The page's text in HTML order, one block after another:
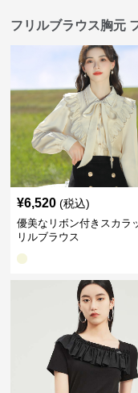
フリルブラウス胸元
¥6,520 (税込)
優美なリボン付きスカラ
リルブラウス